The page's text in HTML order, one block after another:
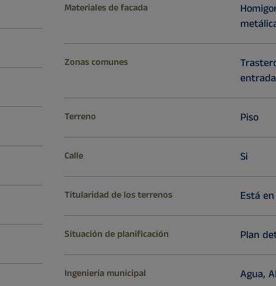
Materiales de facada
Zonas comunes
Terreno Piso
Calle Si
Titularidad de los terrenos Está
Situación de planificación Plan
Ingeniería municipal Agua,